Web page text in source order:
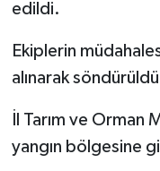
edildi.
Ekiplerin
alınarak
İl Tarım ve Orman
yangın bölgesine